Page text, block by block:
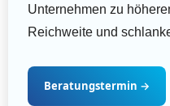
Unternehmen zu
Reichweite und
Beratungstermin →